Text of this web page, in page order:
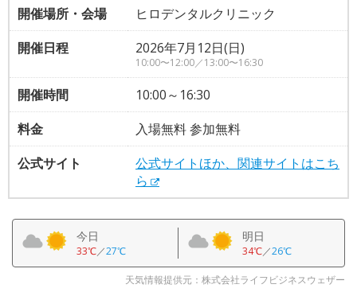
開催場所・会場
ヒロデンタルクリニック
開催日程
2026年7月12日(日)
10:00〜12:00／13:00〜16:30
開催時間
10:00～16:30
料金
入場無料 参加無料
公式サイト
公式サイトほか、関連サイトはこち
ら
今日
33℃／27℃
明日
34℃／26℃
天気情報提供元：株式会社ライフビジネスウェザー